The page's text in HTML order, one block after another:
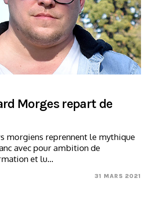
Morges repart de
morgiens reprennent le mythique
avec pour ambition de
et lu...
31 MARS 2021